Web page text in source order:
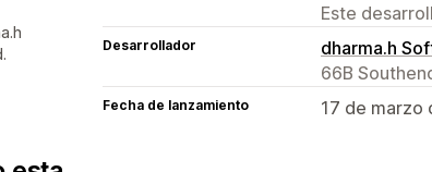
Este
Desarrollador
dharma.h
66B
Fecha de lanzamiento 17 de marzo